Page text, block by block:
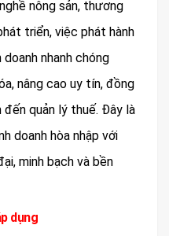
nông sản, thương
triển, việc phát hành
nhanh chóng
nâng cao uy tín, đồng
đến quản lý thuế. Đây là
doanh hòa nhập với
minh bạch và bền
dụng